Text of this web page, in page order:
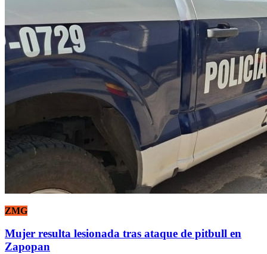
ZMG
Mujer resulta lesionada tras ataque de pitbull en
Zapopan